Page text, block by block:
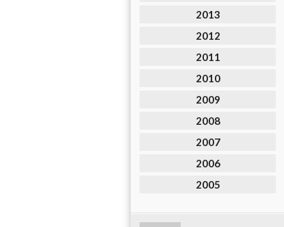
2013
2012
2011
2010
2009
2008
2007
2006
2005